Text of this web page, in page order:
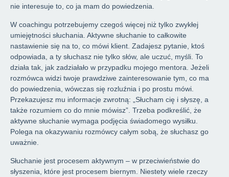
nie interesuje to, co ja mam do powiedzenia.
W coachingu potrzebujemy czegoś więcej niż tylko zwykłej
umiejętności słuchania. Aktywne słuchanie to całkowite
nastawienie się na to, co mówi klient. Zadajesz pytanie, ktoś
odpowiada, a ty słuchasz nie tylko słów, ale uczuć, myśli. To
działa tak, jak zadziałało w przypadku mojego mentora. Jeżeli
rozmówca widzi twoje prawdziwe zainteresowanie tym, co ma
do powiedzenia, wówczas się rozluźnia i po prostu mówi.
Przekazujesz mu informacje zwrotną: „Słucham cię i słyszę, a
także rozumiem co do mnie mówisz”. Trzeba podkreślić, że
aktywne słuchanie wymaga podjęcia świadomego wysiłku.
Polega na okazywaniu rozmówcy całym sobą, że słuchasz go
uważnie.
Słuchanie jest procesem aktywnym – w przeciwieństwie do
słyszenia, które jest procesem biernym. Niestety wiele rzeczy